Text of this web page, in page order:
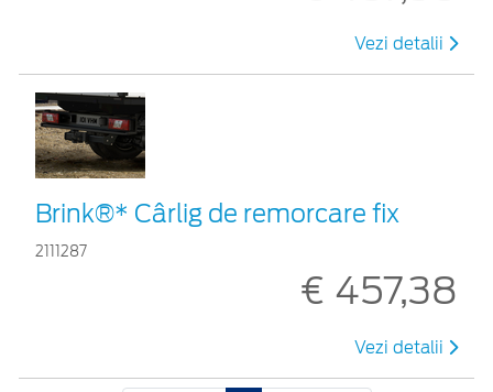
Vezi detalii
Brink®* Cârlig de remorcare fix
2111287
€ 457,38
Vezi detalii